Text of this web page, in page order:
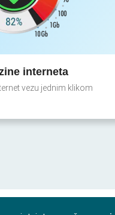
interneta
vezu jednim klikom